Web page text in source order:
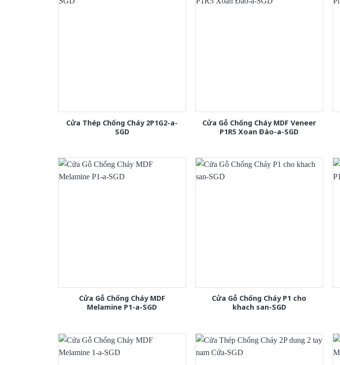
Cửa Thép Chống Cháy 2P1G2-a-
SGD
Cửa Gỗ Chống Cháy MDF Veneer
P1R5 Xoan Đào-a-SGD
Cửa Gỗ Chống Cháy MDF
Melamine P1-a-SGD
Cửa Gỗ Chống Cháy P1 cho
khach san-SGD